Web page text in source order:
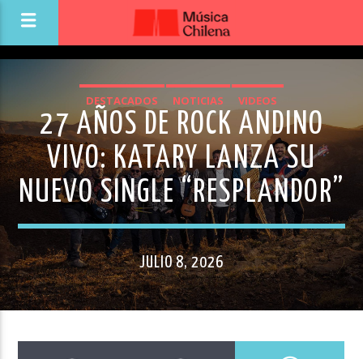
DESTACADOS NOTICIAS VIDEOS
27 AÑOS DE ROCK ANDINO
VIVO: KATARY LANZA SU
NUEVO SINGLE “RESPLANDOR”
JULIO 8, 2026